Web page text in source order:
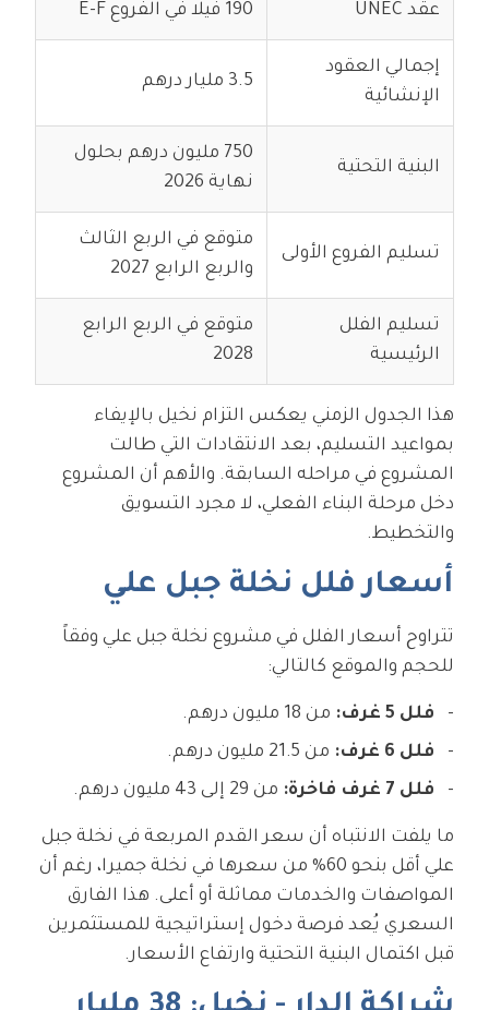
عقد UNEC 190 فيلا في الفروع E-F
إجمالي العقود
الإنشائية
3.5 مليار درهم
البنية التحتية
750 مليون درهم بحلول
نهاية 2026
تسليم الفروع الأولى
متوقع في الربع الثالث
والربع الرابع 2027
تسليم الفلل
الرئيسية
متوقع في الربع الرابع
2028
هذا الجدول الزمني يعكس التزام نخيل بالإيفاء
بمواعيد التسليم، بعد الانتقادات التي طالت
المشروع في مراحله السابقة. والأهم أن المشروع
دخل مرحلة البناء الفعلي، لا مجرد التسويق
والتخطيط.
أسعار فلل نخلة جبل علي
تتراوح أسعار الفلل في مشروع نخلة جبل علي وفقاً
للحجم والموقع كالتالي:
فلل 5 غرف:
من 18 مليون درهم.
فلل 6 غرف:
من 21.5 مليون درهم.
فلل 7 غرف فاخرة:
من 29 إلى 43 مليون درهم.
ما يلفت الانتباه أن سعر القدم المربعة في نخلة جبل
علي أقل بنحو 60% من سعرها في نخلة جميرا، رغم أن
المواصفات والخدمات مماثلة أو أعلى. هذا الفارق
السعري يُعد فرصة دخول إستراتيجية للمستثمرين
قبل اكتمال البنية التحتية وارتفاع الأسعار.